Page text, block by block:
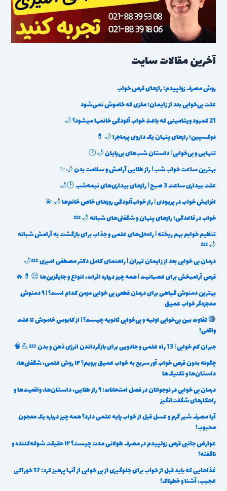
آخرین مقالات سایت
روش مصرف زولپیدم؛ رازهای قرص خواب
علت بی‌خوابی بعد از زایمان؛ مغزی که خاموش نمی‌شود
21 کمبود ویتامینی که باعث خواب آلودگی خانمها میشود؟ 🌙
دوکسپین؛ رازهای پنهان یک داروی پرماجرا 🌙💊
تنهایی و بی‌خوابی | داستان شب‌های بی‌پایان 🌙🕛
بهترین ساعت خواب شب | راز طلایی آرامش و سلامت بدن 🌙✨
علت بیداری ساعت 3 صبح | رازهای بیداری‌های نیمه‌شب 🕒🌙
افزایش خواب در پریودی | راز خواب‌آلودگی روزهای خاص خانم‌ها 🌙💫
خواب در قاعدگی؛ رازهای پنهان و شگفتی‌های شبانه 🌙💤
تنظیم خوابم بهم ریخته | راه‌حل‌های علمی و جذاب برای بازگشت به آرامش شبانه
🌙💤
درمان بی خوابی بعد از زایمان تهران | راهنمای کامل دکتر مصطفی امیری 💤🌙
قرص آرامبخش برای عصبانیت | همه چیز درباره اثرات، انواع و جایگزین‌ها 😌💊🔥
بهترین دمنوش گیاهی برای درمان قطعی بی خوابی مزمن کدام است؟ | ۹ دمنوش
معجزه‌گر خواب عمیق
🔴 تفاوت بین بی‌خوابی اولیه و بی‌خوابی ثانویه چیست؟ | از کابوس خاموش تا علت
واقعی!
جبران کم خوابی | 13 راه علمی و جادویی برای بازگرداندن انرژی ذهن و بدن 💤💪🧠
چگونه بدون قرص خواب آور سریع به خواب عمیق برویم؟ ۱۲ روش علمی، شگفتی‌ها،
داستان‌ها و تکنیک‌ها
درمان بی خوابی در نوجوانان در فصل امتحانات: ۹ راز طلایی، داستان‌ها، واقعیت‌ها و
راهکارهای شگفت‌انگیز
آیا مصرف شیر گرم و عسل قبل از خواب پایه علمی دارد؟ همه چیز درباره یک معجون
محبوب!
عوارض جانبی قرص زولپیدم در مصرف طولانی مدت چیست؟ ۱۲ حقیقت شوکه‌کننده و
ناگفته!
غذاهایی که باید قبل از خواب برای جلوگیری از بی خوابی از آنها پرهیز کرد: 17 خوراکی
عجیب، آشنا و خطرناک!